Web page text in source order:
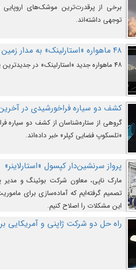
برخی از پرقدرت‌ترین موشک‌های اروپایی
توجهی داشته‌اند.
۴۸ ماهواره «استارلینک» به مدار زمین پرتاب شدند
۴۸ ماهواره جدید «استارلینک» در جدیدترین پرتاب شرکت «اسپیس‌ایکس» به مدار زمین رفتند.
کشف دو سیاره فراخورشیدی در
گروهی از ستاره‌شناسان از کشف دو سیاره
«تلسکوپ فضایی کپلر» خبر داده‌اند.
پرواز سرنشین‌دار کپسول «استارلاینر»
مارک ناپی، معاون شرکت بوئینگ و مدیر
تصمیم گرفته‌ایم که آماده‌سازی برای
این مشکلات را اصلاح کنیم.
راه حل دو شرکت ژاپنی و آمریکایی